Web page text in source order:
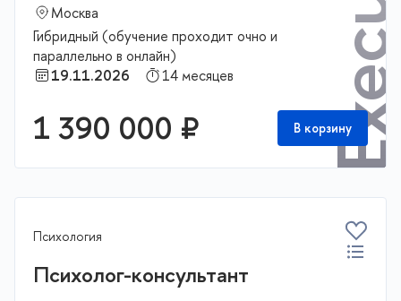
Москва
Гибридный (обучение проходит очно и
параллельно в онлайн)
19.11.2026
14 месяцев
1 390 000 ₽ В корзину
Психология
Психолог-консультант